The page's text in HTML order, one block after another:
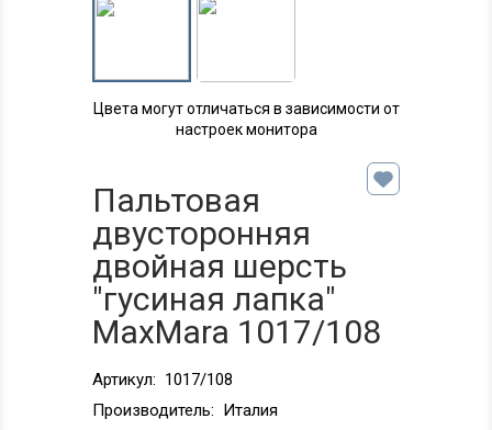
Цвета могут отличаться в зависимости от
настроек монитора
Пальтовая
двусторонняя
двойная шерсть
"гусиная лапка"
MaxMara 1017/108
Артикул: 1017/108
Производитель: Италия